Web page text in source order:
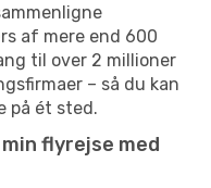
af mere end 600
til over 2 millioner
– så du kan
på ét sted.
flyrejse med